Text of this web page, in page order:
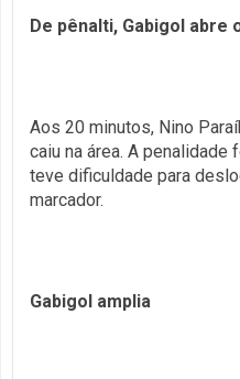
De pênalti, Gabigol abre
Aos 20 minutos, Nino
caiu na área. A penalidade
teve dificuldade para
marcador.
Gabigol amplia